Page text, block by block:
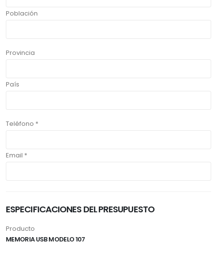
Población
Provincia
País
Teléfono *
Email *
ESPECIFICACIONES DEL PRESUPUESTO
Producto
MEMORIA USB MODELO 107